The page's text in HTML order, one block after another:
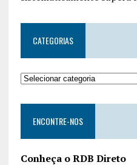
CATEGORIAS
ENCONTRE-NOS
Conheça o RDB Direto